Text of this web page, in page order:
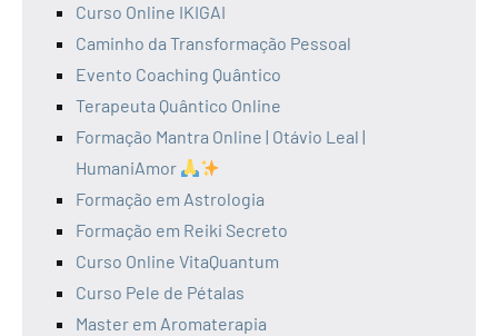
Curso Online IKIGAI
Caminho da Transformação Pessoal
Evento Coaching Quântico
Terapeuta Quântico Online
Formação Mantra Online | Otávio Leal |
HumaniAmor
Formação em Astrologia
Formação em Reiki Secreto
Curso Online VitaQuantum
Curso Pele de Pétalas
Master em Aromaterapia